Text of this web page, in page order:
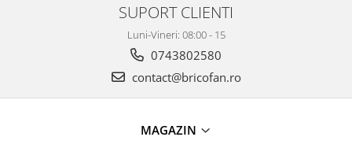
Lumina de crestere pentru plante
Proiectoare & lampi de lucru
SUPORT CLIENTI
Luni-Vineri: 08:00 - 15
0743802580
contact@bricofan.ro
MAGAZIN